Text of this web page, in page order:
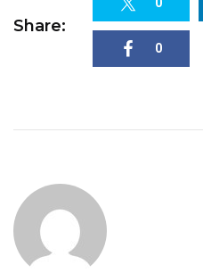
Share:
0